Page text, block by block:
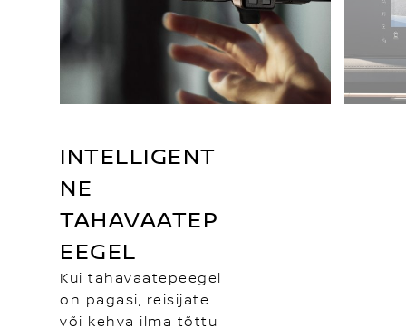
INTELLIGENT
NE
TAHAVAATEP
EEGEL
Kui tahavaatepeegel
on pagasi, reisijate
või kehva ilma tõttu